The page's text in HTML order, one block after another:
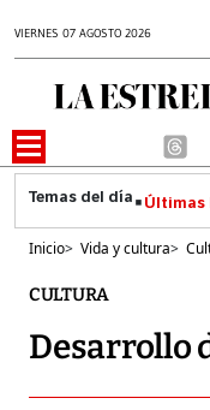
VIERNES 07 AGOSTO 2026
Últimas
Inicio> Vida y cultura>
CULTURA
Desarrollo